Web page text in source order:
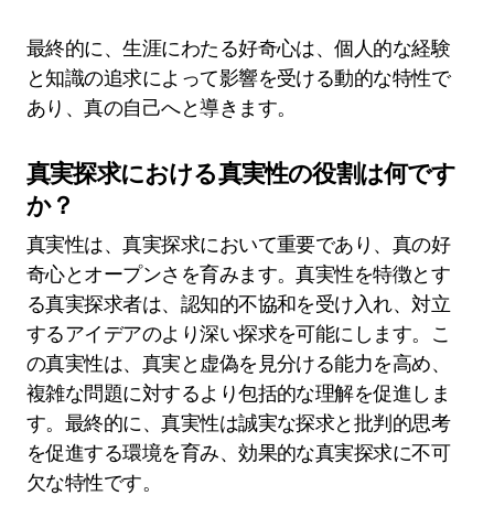
最終的に、生涯にわたる好奇心は、個人的な経験
と知識の追求によって影響を受ける動的な特性で
あり、真の自己へと導きます。
真実探求における真実性の役割は何です
か？
真実性は、真実探求において重要であり、真の好
奇心とオープンさを育みます。真実性を特徴とす
る真実探求者は、認知的不協和を受け入れ、対立
するアイデアのより深い探求を可能にします。こ
の真実性は、真実と虚偽を見分ける能力を高め、
複雑な問題に対するより包括的な理解を促進しま
す。最終的に、真実性は誠実な探求と批判的思考
を促進する環境を育み、効果的な真実探求に不可
欠な特性です。